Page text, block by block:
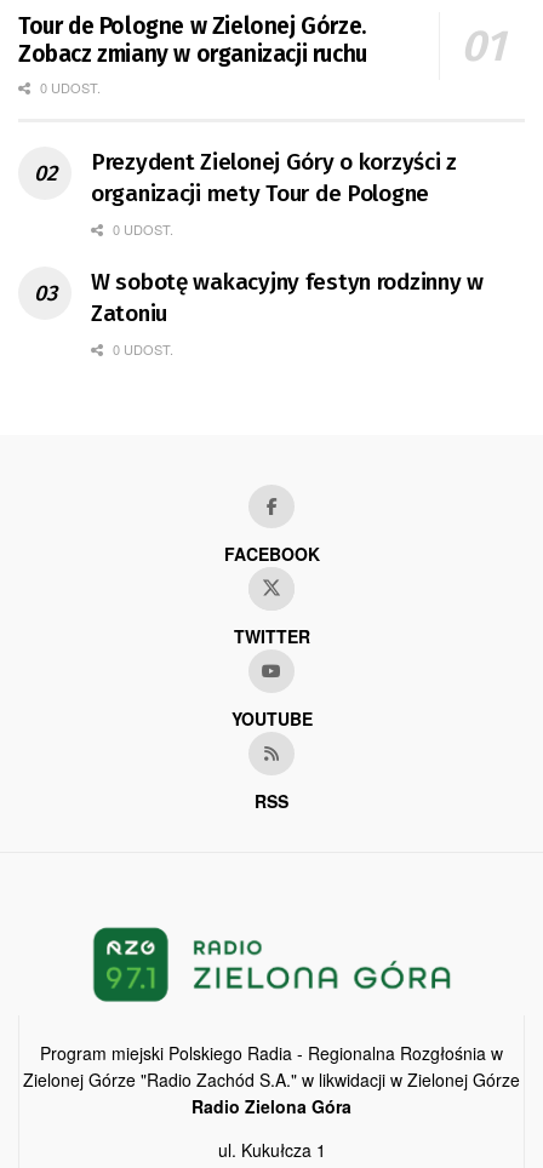
Tour de Pologne w Zielonej Górze.
Zobacz zmiany w organizacji ruchu
0 UDOST.
Prezydent Zielonej Góry o korzyści z
organizacji mety Tour de Pologne
0 UDOST.
W sobotę wakacyjny festyn rodzinny w
Zatoniu
0 UDOST.
FACEBOOK
TWITTER
YOUTUBE
RSS
Program miejski Polskiego Radia - Regionalna Rozgłośnia w
Zielonej Górze "Radio Zachód S.A." w likwidacji w Zielonej Górze
Radio Zielona Góra
ul. Kukułcza 1